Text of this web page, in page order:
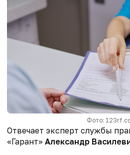
Фото:
Отвечает эксперт службы
«Гарант» Александр